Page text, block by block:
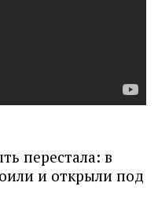
перестала: в
и открыли под